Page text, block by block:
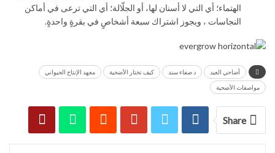
الهتماء؛ أي التي لا أسنان لها، أو الجلّالة؛ أي التي ترعى في أماكن
النجاسات ، ويجوز اشتراك سبعة أشخاصٍ في بقرةٍ واحدةٍ.
أضاحي العيد د صفاء سند كيف تختار الأضحية معهد الإنتاج الحيواني
مواصفات الأضحية
Share